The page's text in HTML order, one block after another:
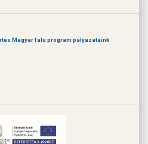
Magyar falu program pályázataink